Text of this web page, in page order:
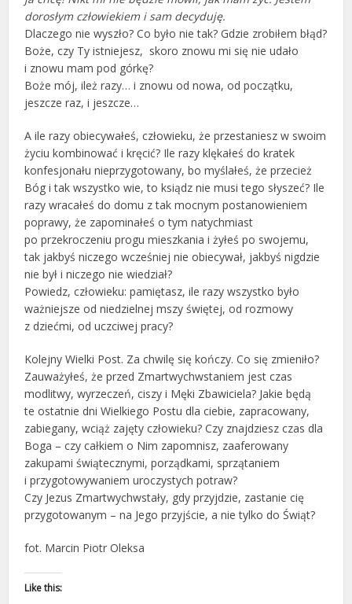
dorosłym człowiekiem i sam decyduję.
Dlaczego nie wyszło? Co było nie tak? Gdzie zrobiłem błąd?
Boże, czy Ty istniejesz, skoro znowu mi się nie udało
i znowu mam pod górkę?
Boże mój, ileż razy… i znowu od nowa, od początku,
jeszcze raz, i jeszcze…
A ile razy obiecywałeś, człowieku, że przestaniesz w swoim
życiu kombinować i kręcić? Ile razy klękałeś do kratek
konfesjonału nieprzygotowany, bo myślałeś, że przecież
Bóg i tak wszystko wie, to ksiądz nie musi tego słyszeć? Ile
razy wracałeś do domu z tak mocnym postanowieniem
poprawy, że zapominałeś o tym natychmiast
po przekroczeniu progu mieszkania i żyłeś po swojemu,
tak jakbyś niczego wcześniej nie obiecywał, jakbyś nigdzie
nie był i niczego nie wiedział?
Powiedz, człowieku: pamiętasz, ile razy wszystko było
ważniejsze od niedzielnej mszy świętej, od rozmowy
z dziećmi, od uczciwej pracy?
Kolejny Wielki Post. Za chwilę się kończy. Co się zmieniło?
Zauważyłeś, że przed Zmartwychwstaniem jest czas
modlitwy, wyrzeczeń, ciszy i Męki Zbawiciela? Jakie będą
te ostatnie dni Wielkiego Postu dla ciebie, zapracowany,
zabiegany, wciąż zajęty człowieku? Czy znajdziesz czas dla
Boga – czy całkiem o Nim zapomnisz, zaaferowany
zakupami świątecznymi, porządkami, sprzątaniem
i przygotowywaniem uroczystych potraw?
Czy Jezus Zmartwychwstały, gdy przyjdzie, zastanie cię
przygotowanym – na Jego przyjście, a nie tylko do Świąt?
fot. Marcin Piotr Oleksa
Like this: